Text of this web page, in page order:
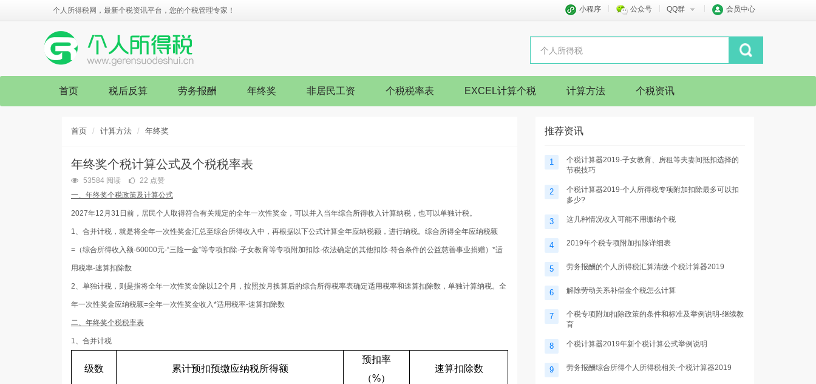
个人所得税网，最新个税资讯平台，您的个税管理专家！ 小程序 公众号 QQ群 会员中心
首页 税后反算 劳务报酬 年终奖 非居民工资 个税税率表 EXCEL计算个税 计算方法 个税资讯
首页 计算方法 年终奖
年终奖个税计算公式及个税税率表
53584 阅读
22 点赞
一、年终奖个税政策及计算公式
2027年12月31日前，居民个人取得符合有关规定的全年一次性奖金，可以并入当年综合所得收入计算纳税，也可以单独计税。
1、合并计税，就是将全年一次性奖金汇总至综合所得收入中，再根据以下公式计算全年应纳税额，进行纳税。综合所得全年应纳税额
=（综合所得收入额-60000元-“三险一金”等专项扣除-子女教育等专项附加扣除-依法确定的其他扣除-符合条件的公益慈善事业捐赠）*适
用税率-速算扣除数
2、单独计税，则是指将全年一次性奖金除以12个月，按照按月换算后的综合所得税率表确定适用税率和速算扣除数，单独计算纳税。全
年一次性奖金应纳税额=全年一次性奖金收入*适用税率-速算扣除数
二、年终奖个税税率表
1、合并计税
级数 累计预扣预缴应纳税所得额
预扣率
（%）
速算扣除数
推荐资讯
1
个税计算器2019-子女教育、房租等夫妻间抵扣选择的
节税技巧
2
个税计算器2019-个人所得税专项附加扣除最多可以扣
多少?
3 这几种情况收入可能不用缴纳个税
4 2019年个税专项附加扣除详细表
5 劳务报酬的个人所得税汇算清缴-个税计算器2019
6 解除劳动关系补偿金个税怎么计算
7
个税专项附加扣除政策的条件和标准及举例说明-继续教
育
8 个税计算器2019年新个税计算公式举例说明
9 劳务报酬综合所得个人所得税相关-个税计算器2019